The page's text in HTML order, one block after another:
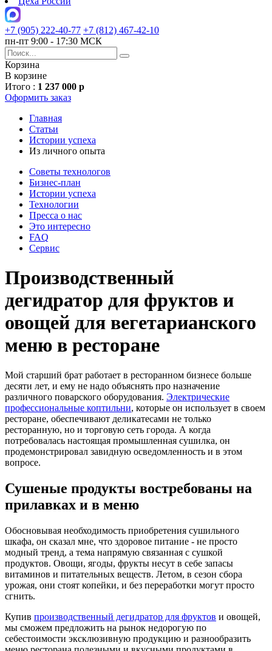
+7 (905) 222-40-77 +7 (812) 467-42-10
пн-пт 9:00 - 17:30 МСК
Корзина
В корзине
Итого : 1 237 000 р
Оформить заказ
Главная
Статьи
Истории успеха
Из личного опыта
Советы технологов
Бизнес-план
Истории успеха
Технологии
Пресса о нас
Это интересно
FAQ
Сервис
Производственный
дегидратор для фруктов и
овощей для вегетарианского
меню в ресторане
Мой старший брат работает в ресторанном бизнесе больше
десяти лет, и ему не надо объяснять про назначение
различного поварского оборудования. Электрические
профессиональные коптильни, которые он использует в своем
ресторане, обеспечивают деликатесами не только
ресторанную, но и торговую сеть города. А когда
потребовалась настоящая промышленная сушилка, он
продемонстрировал завидную осведомленность и в этом
вопросе.
Сушеные продукты востребованы на
прилавках и в меню
Обосновывая необходимость приобретения сушильного
шкафа, он сказал мне, что здоровое питание - не просто
модный тренд, а тема напрямую связанная с сушкой
продуктов. Овощи, ягоды, фрукты несут в себе запасы
витаминов и питательных веществ. Летом, в сезон сбора
урожая, они стоят копейки, и без переработки могут просто
сгнить.
Купив производственный дегидратор для фруктов и овощей,
мы сможем предложить на рынок недорогую по
себестоимости эксклюзивную продукцию и разнообразить